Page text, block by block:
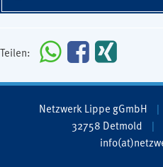
Teilen:
Netzwerk Lippe gGmbH
32758 Detmold